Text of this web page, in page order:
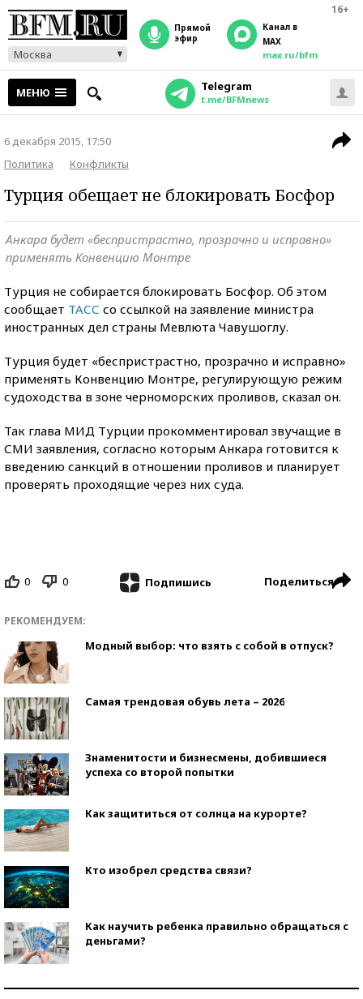
16+
Москва
прямой
эфир
Канал в
MAX
max.ru/bfm
МЕНЮ Telegram
t.me/BFMnews
6 декабря 2015, 17:50
Политика
Конфликты
Турция обещает не блокировать Босфор
Анкара будет «беспристрастно, прозрачно и исправно»
применять Конвенцию Монтре
Турция не собирается блокировать Босфор. Об этом
сообщает ТАСС со ссылкой на заявление министра
иностранных дел страны Мевлюта Чавушоглу.
Турция будет «беспристрастно, прозрачно и исправно»
применять Конвенцию Монтре, регулирующую режим
судоходства в зоне черноморских проливов, сказал он.
Так глава МИД Турции прокомментировал звучащие в
СМИ заявления, согласно которым Анкара готовится к
введению санкций в отношении проливов и планирует
проверять проходящие через них суда.
0 0 Подпишись Поделиться
РЕКОМЕНДУЕМ:
Модный выбор: что взять с собой в отпуск?
Самая трендовая обувь лета – 2026
Знаменитости и бизнесмены, добившиеся
успеха со второй попытки
Как защититься от солнца на курорте?
Кто изобрел средства связи?
Как научить ребенка правильно обращаться с
деньгами?